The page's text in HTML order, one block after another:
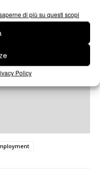
di più su questi scopi
Policy
sulla privacy*